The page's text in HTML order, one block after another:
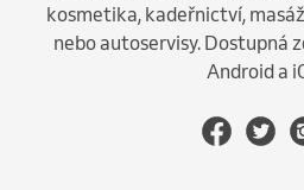
kosmetika, kadeřnictví,
nebo autoservisy. Dostupná
Android a